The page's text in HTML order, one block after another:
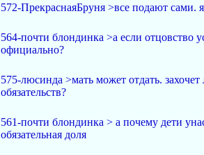
572-ПрекраснаяБруня >все подают сами.
564-почти блондинка >а если отцовство
официально?
575-люсинда >мать может отдать.
обязательств?
561-почти блондинка > а почему дети
обязательная доля